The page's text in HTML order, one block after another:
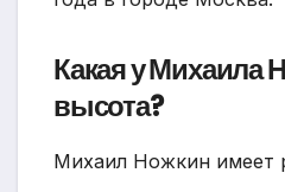
Какая у Михаила
высота?
Михаил Ножкин имеет